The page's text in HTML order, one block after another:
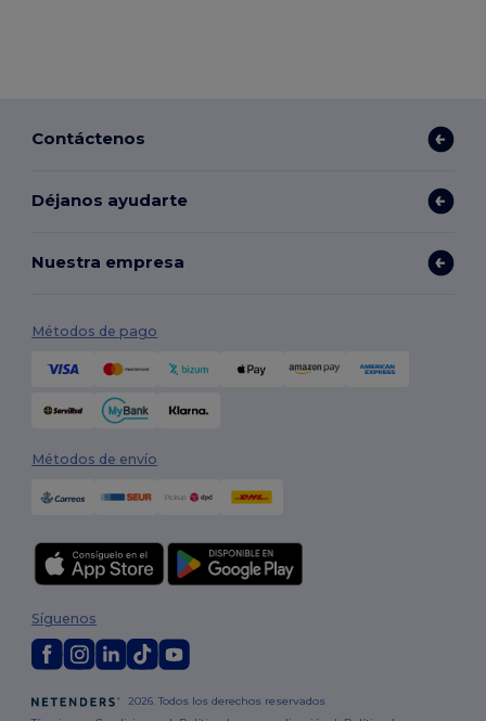
Contáctenos
Déjanos ayudarte
Nuestra empresa
Métodos de pago
Métodos de envío
2026. Todos los derechos reservados
Síguenos